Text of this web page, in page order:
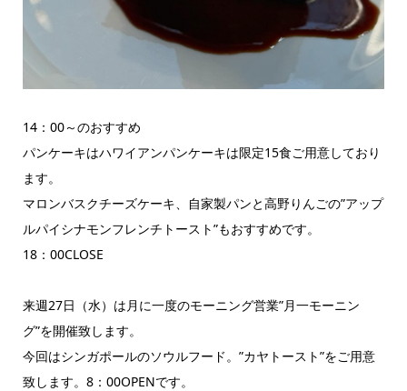
14：00～のおすすめ
パンケーキはハワイアンパンケーキは限定15食ご用意しており
ます。
マロンバスクチーズケーキ、自家製パンと高野りんごの”アップ
ルパイシナモンフレンチトースト”もおすすめです。
18：00CLOSE
来週27日（水）は月に一度のモーニング営業”月一モーニン
グ”を開催致します。
今回はシンガポールのソウルフード。”カヤトースト”をご用意
致します。8：00OPENです。